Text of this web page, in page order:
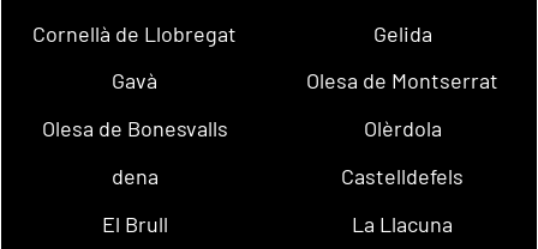
Cornellà de Llobregat
Gelida
Gavà
Olesa de Montserrat
Olesa de Bonesvalls
Olèrdola
dena
Castelldefels
El Brull
La Llacuna